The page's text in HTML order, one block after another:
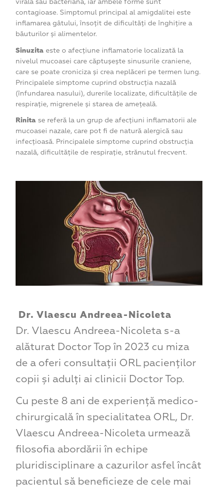
virală sau bacteriană, iar ambele forme sunt
contagioase. Simptomul principal al amigdalitei este
inflamarea gâtului, însoțit de dificultăți de înghițire a
băuturilor și alimentelor.
Sinuzitaeste o afecțiune inflamatorie localizată la
nivelul mucoasei care căptușește sinusurile craniene,
care se poate croniciza și crea neplăceri pe termen lung.
Principalele simptome cuprind obstrucția nazală
(înfundarea nasului), durerile localizate, dificultățile de
respirație, migrenele și starea de amețeală.
Rinita se referă la un grup de afecțiuni inflamatorii ale
mucoasei nazale, care pot fi de natură alergică sau
infecțioasă. Principalele simptome cuprind obstrucția
nazală, dificultățile de respirație, strănutul frecvent.
Dr. Vlaescu Andreea-Nicoleta
Dr. Vlaescu Andreea-Nicoleta s-a
alăturat Doctor Top în 2023 cu miza
de a oferi consultații ORL pacienților
copii și adulți ai clinicii Doctor Top.
Cu peste 8 ani de experiență medico-
chirurgicală în specialitatea ORL, Dr.
Vlaescu Andreea-Nicoleta urmează
filosofia abordării în echipe
pluridisciplinare a cazurilor asfel încât
pacientul să beneficieze de cele mai